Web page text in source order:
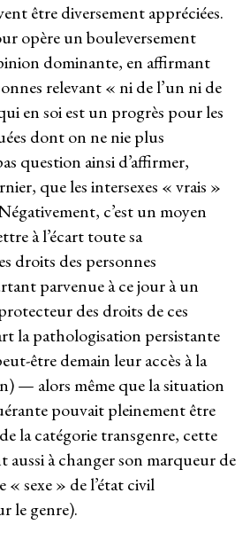
être diversement appréciées.
opère un bouleversement
dominante, en affirmant
relevant « ni de l’un ni de
en soi est un progrès pour les
dont on ne nie plus
question ainsi d’affirmer,
que les intersexes « vrais »
c’est un moyen
à l’écart toute sa
droits des personnes
parvenue à ce jour à un
des droits de ces
la pathologisation persistante
être demain leur accès à la
— alors même que la situation
pouvait pleinement être
la catégorie transgenre, cette
aussi à changer son marqueur de
« sexe » de l’état civil
le genre).